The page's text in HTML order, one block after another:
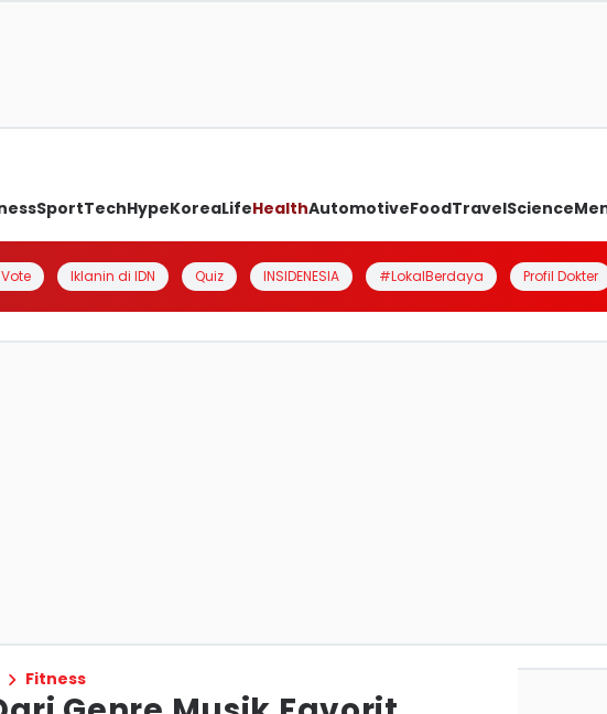
SportTechHypeKoreaLifeHealthAutomotiveFoodTravelScience
Iklanin di IDN Quiz INSIDENESIA #LokalBerdaya Profil Dokter
Fitness